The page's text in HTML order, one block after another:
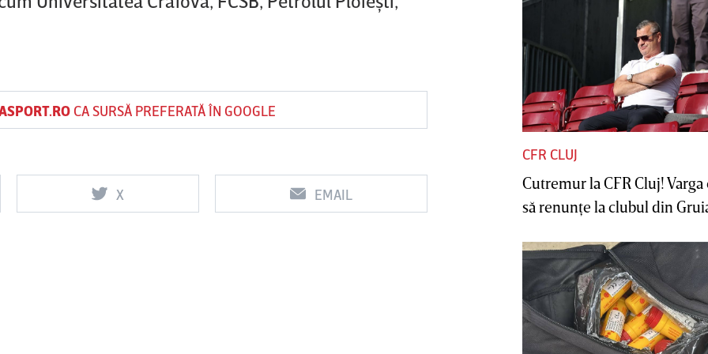
CA SURSĂ PREFERATĂ ÎN GOOGLE
X EMAIL
CFR CLUJ
Cutremur la CFR Cluj! Varga
să renunţe la clubul din